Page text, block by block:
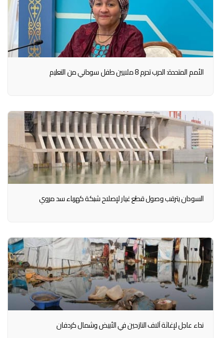
الأمم المتحدة: الحرب تحرم 8 ملايين طفل سوداني من التعليم
السودان يترقب وصول قطع غيار لإصلاح شبكة كهرباء سد مروي
نداء عاجل لإغاثة آلاف النازحين في الأبيض وشمال كردفان